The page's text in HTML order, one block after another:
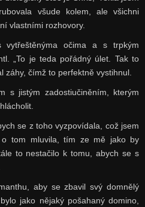
všude kolem, ale všichni
vlastními rozhovory.
vytřeštěnýma očima a s trpkým
„To je teda pořádný úlet. Tak to
záhy, čímž to perfektně vystihnul.
s jistým zadostiučiněním, kterým
se z toho vyzpovídala, což jsem
tom mluvila, tím ze mě jako by
to nestačilo k tomu, abych se s
aby se zbavil svý domnělý
jako nějaký pošahaný domino,